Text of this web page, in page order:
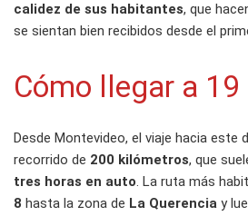
calidez de sus habitantes, que
se sientan bien recibidos desde el
Cómo llegar a 19
Desde Montevideo, el viaje hacia este
recorrido de 200 kilómetros, que
tres horas en auto. La ruta más
8 hasta la zona de La Querencia y